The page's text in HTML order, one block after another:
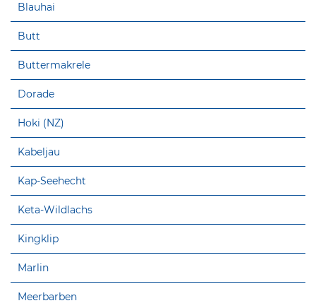
Blauhai
Butt
Buttermakrele
Dorade
Hoki (NZ)
Kabeljau
Kap-Seehecht
Keta-Wildlachs
Kingklip
Marlin
Meerbarben